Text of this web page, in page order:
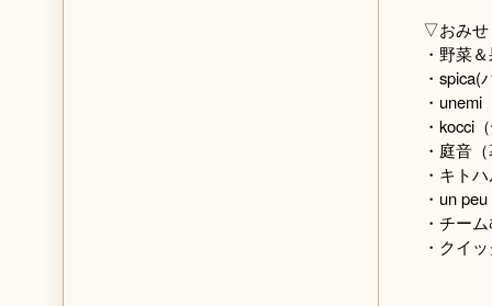
▽おみ
・野菜
・
・
・kocci
・庭音
・キト
・un
・チー
・クイ